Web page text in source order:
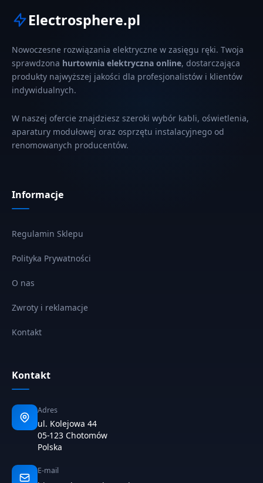
Electrosphere.pl
Nowoczesne rozwiązania elektryczne w zasięgu ręki. Twoja
sprawdzona hurtownia elektryczna online, dostarczająca
produkty najwyższej jakości dla profesjonalistów i klientów
indywidualnych.
W naszej ofercie znajdziesz szeroki wybór kabli, oświetlenia,
aparatury modułowej oraz osprzętu instalacyjnego od
renomowanych producentów.
Informacje
Regulamin Sklepu
Polityka Prywatności
O nas
Zwroty i reklamacje
Kontakt
Kontakt
Adres
ul. Kolejowa 44
05-123 Chotomów
Polska
E-mail